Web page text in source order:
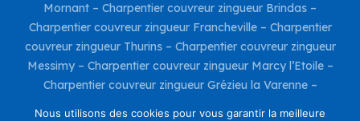
Mornant – Charpentier couvreur zingueur Brindas –
Charpentier couvreur zingueur Francheville– Charpentier
couvreur zingueur Thurins– Charpentier couvreur zingueur
Messimy– Charpentier couvreur zingueur Marcy l’Etoile–
Charpentier couvreur zingueur Grézieu la Varenne–
Nous utilisons des cookies pour vous garantir la meilleure